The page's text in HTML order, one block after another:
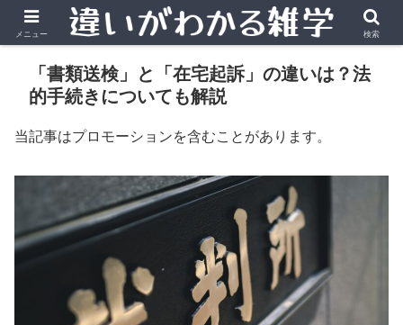
「書類送検」と「在宅起訴」の違いは？法
的手続きについても解説
当記事はプロモーションを含むことがあります。
メニュー 検索